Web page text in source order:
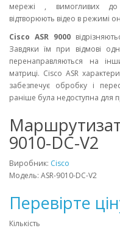
мережі , вимогливих до
відтворюють відео в режимі
Cisco ASR 9000
Завдяки їм при відмові
перенаправляються на
матриці. Cisco ASR
забезпечує обробку і
раніше була недоступна для
9010-DC-V2
Виробник: Cisco
Модель: ASR-9010-DC-V2
Перевірте
Кількість